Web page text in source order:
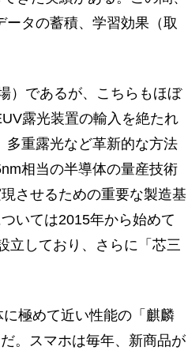
タの蓄積、学習効果（取
）であるが、こちらもほぼ
露光装置の輸入を絶たれ
多重露光など革新的な方法
相当の半導体の量産技術
させるための重要な製造基
いては2015年から始めて
立しており、さらに「芯三
極めて近い性能の「麒麟
。スマホは毎年、新商品が